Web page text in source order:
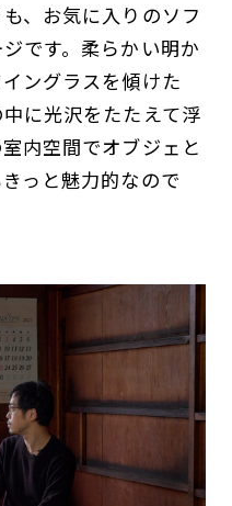
、お気に入りのソフ
です。柔らかい明か
ングラスを傾けた
に光沢をたたえて浮
内空間でオブジェと
っと魅力的なので